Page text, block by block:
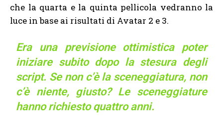
che la quarta e la quinta pellicola vedranno la
luce in base ai risultati di Avatar 2 e 3.
Era una previsione ottimistica poter
iniziare subito dopo la stesura degli
script. Se non c’è la sceneggiatura, non
c’è niente, giusto? Le sceneggiature
hanno richiesto quattro anni.